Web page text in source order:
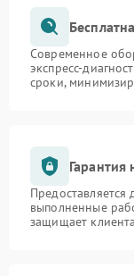
Современное
экспресс-
сроки,
Гарантия
выполненные
защищает